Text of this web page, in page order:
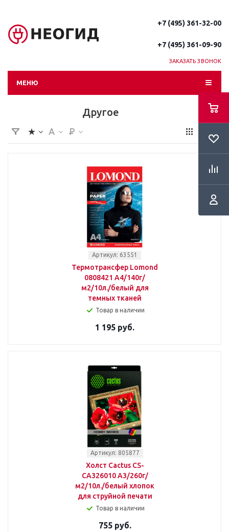
+7 (495) 361-32-00
+7 (495) 361-09-90
ЗАКАЗАТЬ ЗВОНОК
МЕНЮ
Другое
Артикул: 63551
Термотрансфер Lomond
0808421 A4/140г/
м2/10л./белый для
темных тканей
Товар в наличии
1 195 руб.
Артикул: 805877
Холст Cactus CS-
CA326010 A3/260г/
м2/10л./белый хлопок
для струйной печати
Товар в наличии
755 руб.